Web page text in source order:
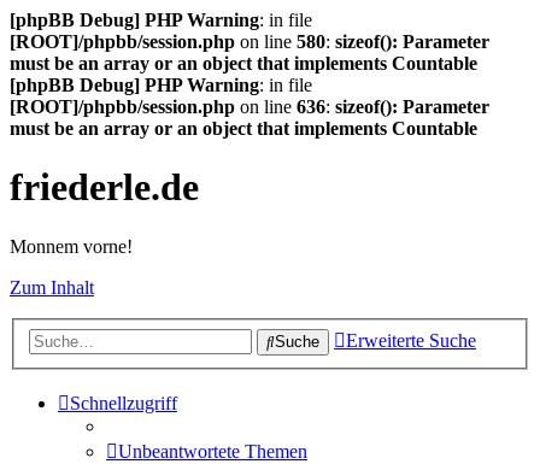
[phpBB Debug] PHP Warning: in file
[ROOT]/phpbb/session.php on line 580: sizeof(): Parameter
must be an array or an object that implements Countable
[phpBB Debug] PHP Warning: in file
[ROOT]/phpbb/session.php on line 636: sizeof(): Parameter
must be an array or an object that implements Countable
friederle.de
Monnem vorne!
Zum Inhalt
Suche Erweiterte Suche
Schnellzugriff
Unbeantwortete Themen